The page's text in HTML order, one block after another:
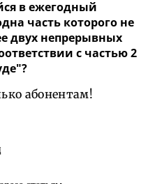
в ежегодный
часть которого не
двух непрерывных
с частью 2
абонентам!